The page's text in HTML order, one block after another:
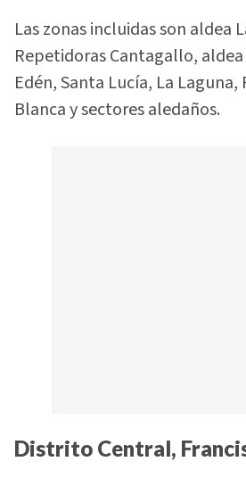
Las zonas incluidas son aldea
Repetidoras Cantagallo,
Edén, Santa Lucía, La Laguna,
Blanca y sectores aledaños.
Distrito Central,